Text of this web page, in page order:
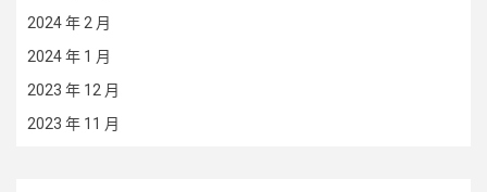
2024 年 2 月
2024 年 1 月
2023 年 12 月
2023 年 11 月